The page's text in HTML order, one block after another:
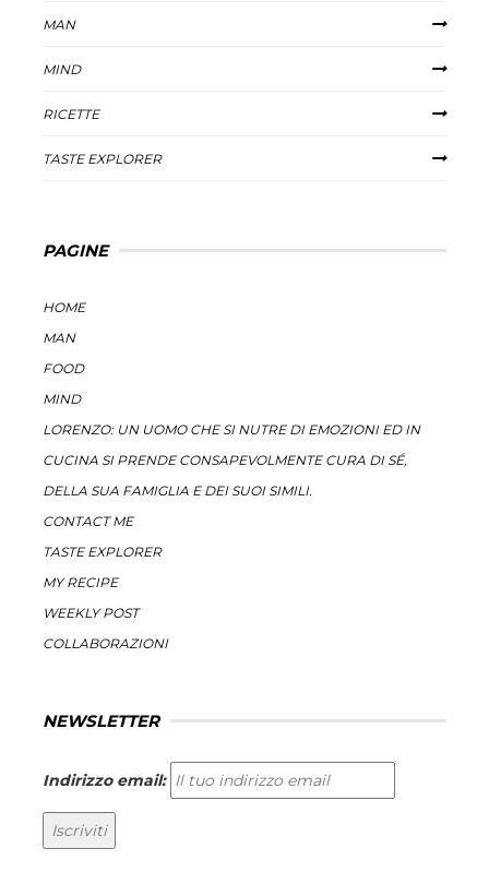
MAN
MIND
RICETTE
TASTE EXPLORER
PAGINE
HOME
MAN
FOOD
MIND
LORENZO: UN UOMO CHE SI NUTRE DI EMOZIONI ED IN
CUCINA SI PRENDE CONSAPEVOLMENTE CURA DI SÉ,
DELLA SUA FAMIGLIA E DEI SUOI SIMILI.
CONTACT ME
TASTE EXPLORER
MY RECIPE
WEEKLY POST
COLLABORAZIONI
NEWSLETTER
Indirizzo email: